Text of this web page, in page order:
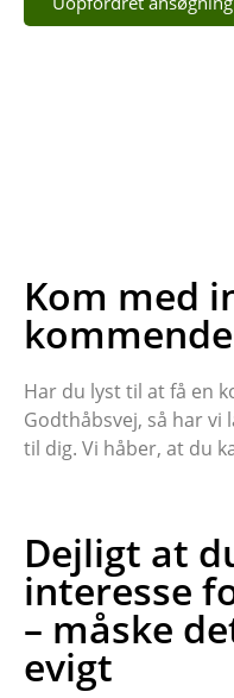
Kom med
Har du lyst til at få en
Godthåbsvej, så har
til dig. Vi håber, at du
Dejligt at
interesse
– måske
evigt